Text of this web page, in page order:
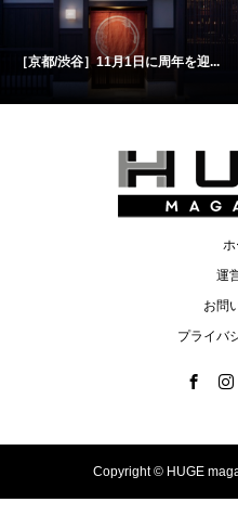
［京都/渋谷］11月1日に周年を迎...
ホ
運
お問
プライバ
Copyright © HUGE